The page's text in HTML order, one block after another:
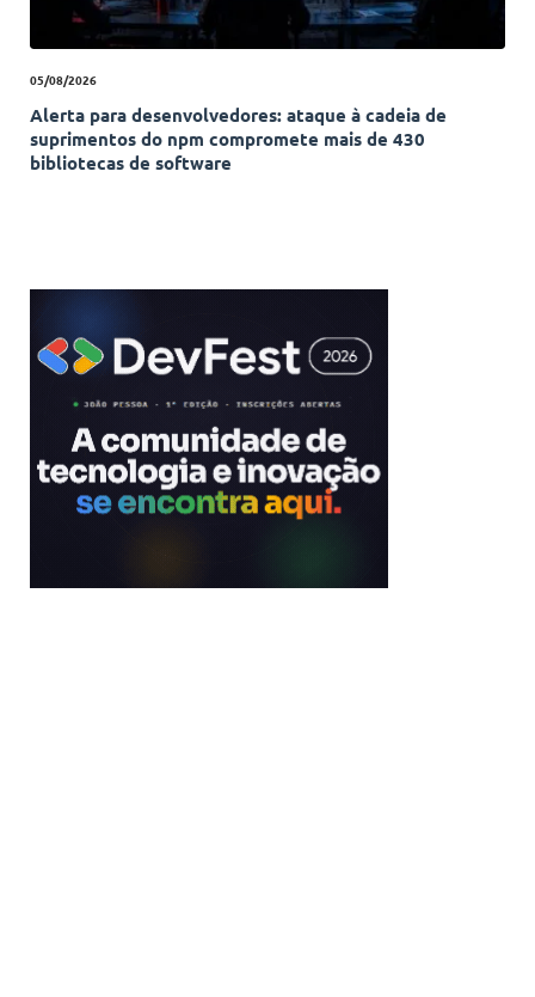
05/08/2026
Alerta para desenvolvedores: ataque à cadeia de
suprimentos do npm compromete mais de 430
bibliotecas de software